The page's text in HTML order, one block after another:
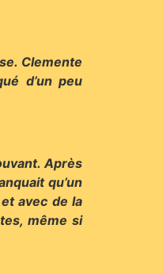
Clemente
d’un peu
Après
qu’un
avec de la
même si